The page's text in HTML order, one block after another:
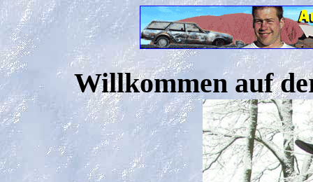
Willkommen auf